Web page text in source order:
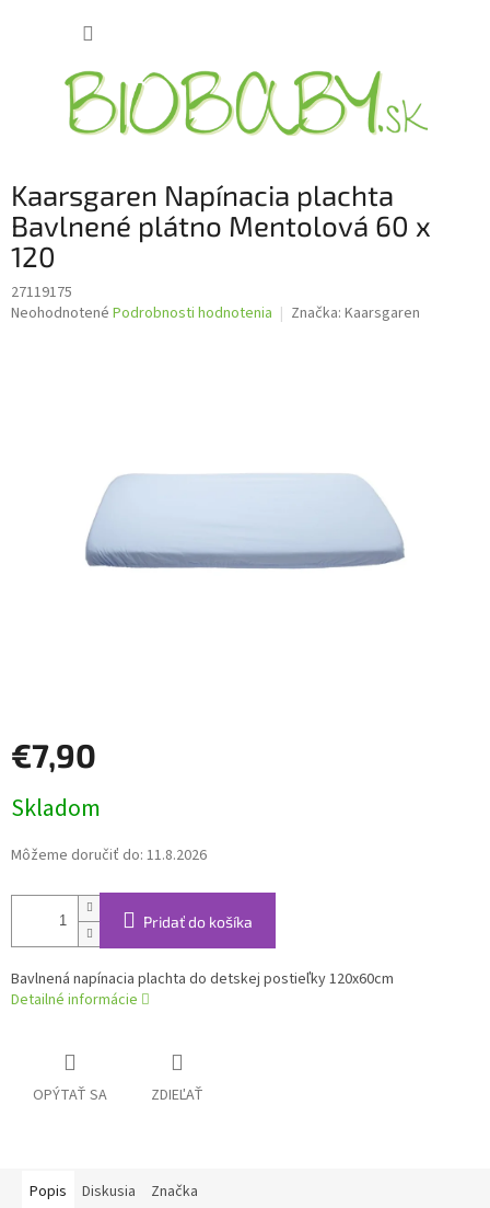
Kaarsgaren Napínacia plachta
Bavlnené plátno Mentolová 60 x
120
27119175
Priemerné
Neohodnotené Podrobnosti hodnotenia Značka: Kaarsgaren
€7,90
cena:
Skladom
Môžeme doručiť do: 11.8.2026
Pridať do košíka
Bavlnená napínacia plachta do detskej postieľky 120x60cm
Detailné informácie
OPÝTAŤ SA ZDIEĽAŤ
Popis Diskusia Značka